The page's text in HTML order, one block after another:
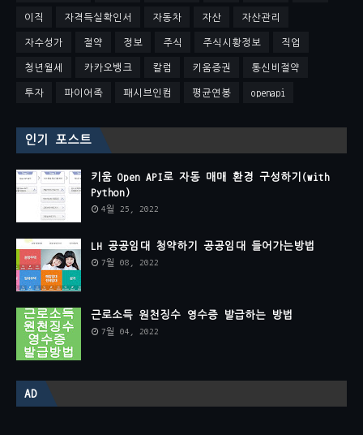
이직 자격득실확인서 자동차 자산 자산관리
자수성가 절약 정보 주식 주식시황정보 직업
청년월세 카카오뱅크 칼럼 키움증권 통신비절약
투자 파이어족 패시브인컴 평균연봉 openapi
인기 포스트
키움 Open API로 자동 매매 환경 구성하기(with
Python)
4월 25, 2022
LH 공공임대 청약하기 공공임대 들어가는방법
7월 08, 2022
근로소득 원천징수 영수증 발급하는 방법
7월 04, 2022
AD